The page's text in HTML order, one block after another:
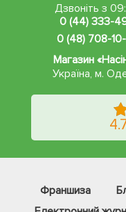
Дзвоніть з
0 (44) 333-
0 (48) 708-
Магазин
Україна, м.
Франшиза